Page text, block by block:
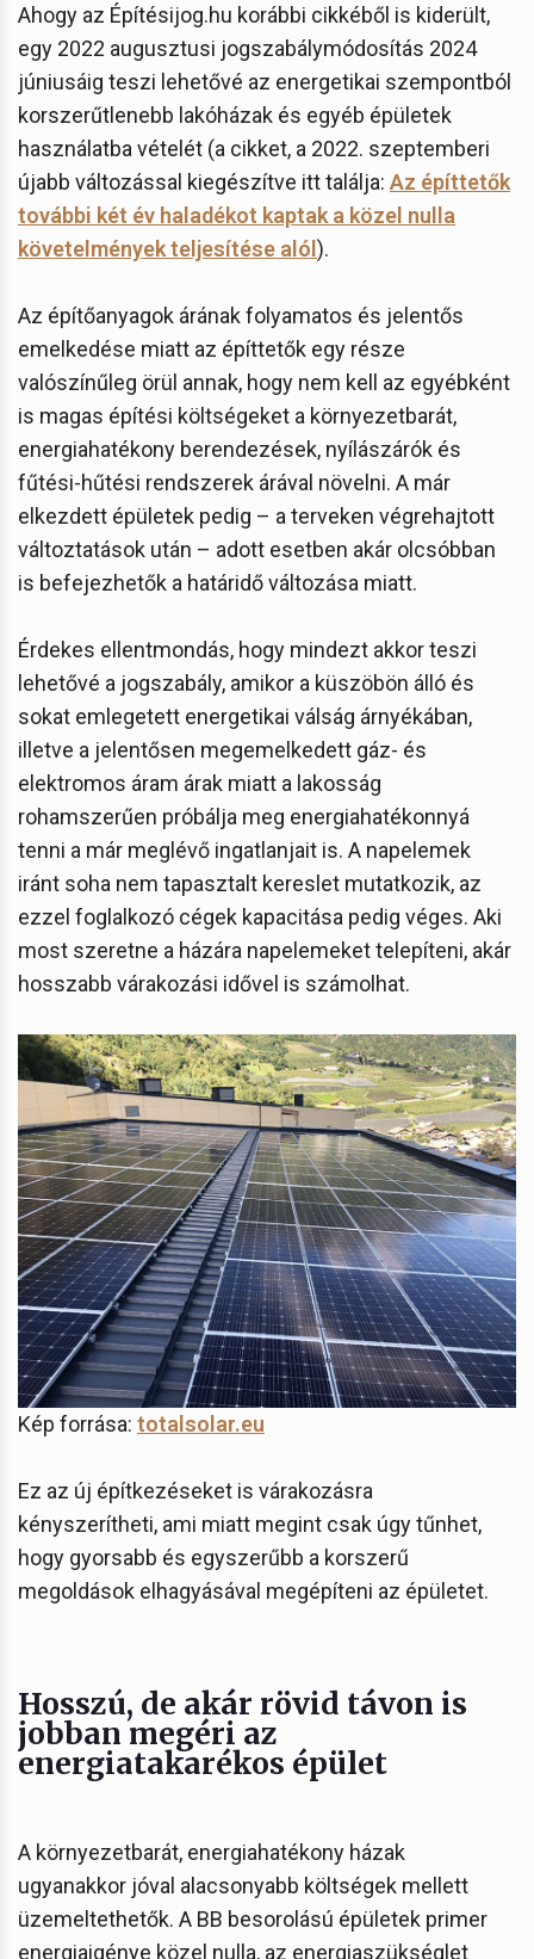
Ahogy az Építésijog.hu korábbi cikkéből is kiderült,
egy 2022 augusztusi jogszabálymódosítás 2024
júniusáig teszi lehetővé az energetikai szempontból
korszerűtlenebb lakóházak és egyéb épületek
használatba vételét (a cikket, a 2022. szeptemberi
újabb változással kiegészítve itt találja: Az építtetők
további két év haladékot kaptak a közel nulla
követelmények teljesítése alól).
Az építőanyagok árának folyamatos és jelentős
emelkedése miatt az építtetők egy része
valószínűleg örül annak, hogy nem kell az egyébként
is magas építési költségeket a környezetbarát,
energiahatékony berendezések, nyílászárók és
fűtési-hűtési rendszerek árával növelni. A már
elkezdett épületek pedig – a terveken végrehajtott
változtatások után – adott esetben akár olcsóbban
is befejezhetők a határidő változása miatt.
Érdekes ellentmondás, hogy mindezt akkor teszi
lehetővé a jogszabály, amikor a küszöbön álló és
sokat emlegetett energetikai válság árnyékában,
illetve a jelentősen megemelkedett gáz- és
elektromos áram árak miatt a lakosság
rohamszerűen próbálja meg energiahatékonnyá
tenni a már meglévő ingatlanjait is. A napelemek
iránt soha nem tapasztalt kereslet mutatkozik, az
ezzel foglalkozó cégek kapacitása pedig véges. Aki
most szeretne a házára napelemeket telepíteni, akár
hosszabb várakozási idővel is számolhat.
Kép forrása: totalsolar.eu
Ez az új építkezéseket is várakozásra
kényszerítheti, ami miatt megint csak úgy tűnhet,
hogy gyorsabb és egyszerűbb a korszerű
megoldások elhagyásával megépíteni az épületet.
Hosszú, de akár rövid távon is
jobban megéri az
energiatakarékos épület
A környezetbarát, energiahatékony házak
ugyanakkor jóval alacsonyabb költségek mellett
üzemeltethetők. A BB besorolású épületek primer
energiaigénye közel nulla, az energiaszükséglet